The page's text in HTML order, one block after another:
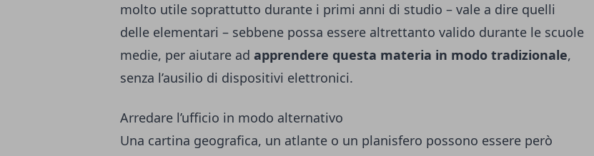
molto utile soprattutto durante i primi anni di studio – vale a dire quelli
delle elementari – sebbene possa essere altrettanto valido durante le scuole
medie, per aiutare ad apprendere questa materia in modo tradizionale,
senza l’ausilio di dispositivi elettronici.
Arredare l’ufficio in modo alternativo
Una cartina geografica, un atlante o un planisfero possono essere però